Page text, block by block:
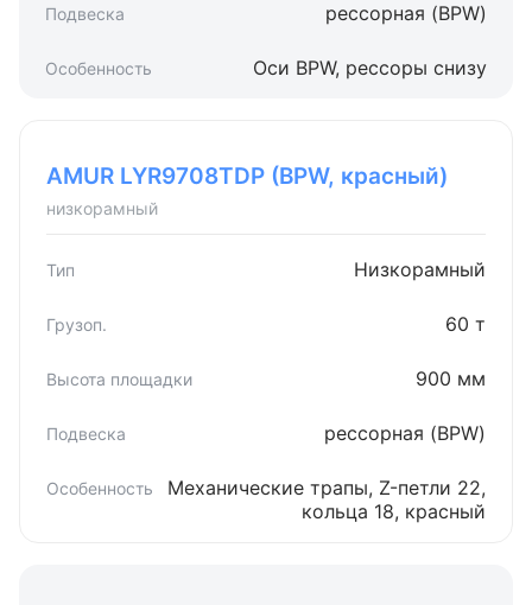
рессорная (BPW)
Оси BPW, рессоры снизу
AMUR LYR9708TDP (BPW, красный)
низкорамный
Низкорамный
60 т
900 мм
рессорная (BPW)
Механические трапы, Z-петли 22,
кольца 18, красный